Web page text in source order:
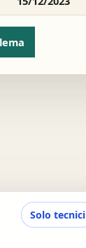
Solo tecnici